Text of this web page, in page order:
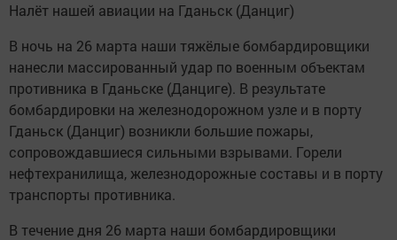
Налёт нашей авиации на Гданьск (Данциг)
В ночь на 26 марта наши тяжёлые бомбардировщики
нанесли массированный удар по военным объектам
противника в Гданьске (Данциге). В результате
бомбардировки на железнодорожном узле и в порту
Гданьск (Данциг) возникли большие пожары,
сопровождавшиеся сильными взрывами. Горели
нефтехранилища, железнодорожные составы и в порту
транспорты противника.
В течение дня 26 марта наши бомбардировщики